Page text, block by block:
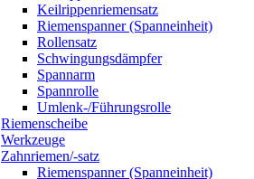
Keilrippenriemensatz
Riemenspanner (Spanneinheit)
Rollensatz
Schwingungsdämpfer
Spannarm
Spannrolle
Umlenk-/Führungsrolle
Riemenscheibe
Werkzeuge
Zahnriemen/-satz
Riemenspanner (Spanneinheit)